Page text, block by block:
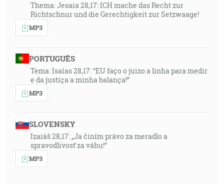
Thema: Jesaia 28,17: ICH mache das Recht zur
Richtschnur und die Gerechtigkeit zur Setzwaage!
MP3
PORTUGUÊS
Tema: Isaías 28,17: “EU faço o juizo a linha para medir
e da justiça a minha balança!”
MP3
SLOVENSKY
Izaiáš 28,17: „Ja činím právo za meradlo a
spravodlivosť za váhu!“
MP3